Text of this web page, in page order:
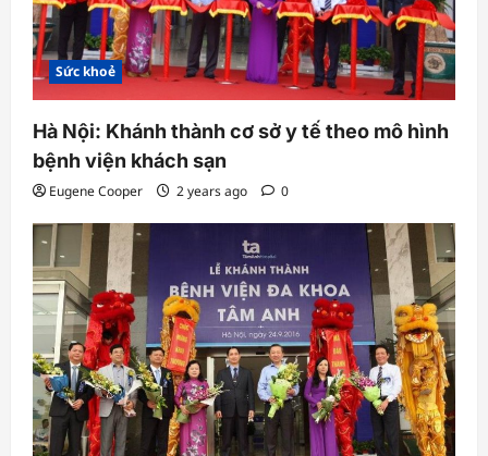
Sức khoẻ
Hà Nội: Khánh thành cơ sở y tế theo mô hình
bệnh viện khách sạn
Eugene Cooper 2 years ago 0